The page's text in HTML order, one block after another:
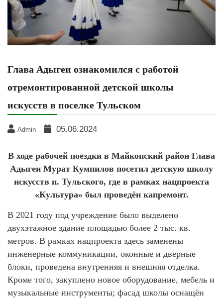
Глава Адыгеи ознакомился с работой
отремонтированной детской школы
искусств в поселке Тульском
Admin 05.06.2024
В ходе рабочей поездки в Майкопский район Глава
Адыгеи Мурат Кумпилов посетил детскую школу
искусств п. Тульского, где в рамках нацпроекта
«Культура» был проведён капремонт.
В 2021 году под учреждение было выделено
двухэтажное здание площадью более 2 тыс. кв.
метров. В рамках нацпроекта здесь заменены
инженерные коммуникации, оконные и дверные
блоки, проведена внутренняя и внешняя отделка.
Кроме того, закуплено новое оборудование, мебель и
музыкальные инструменты; фасад школы оснащён